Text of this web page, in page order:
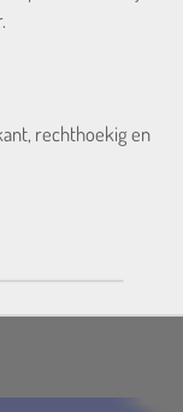
rechthoekig en